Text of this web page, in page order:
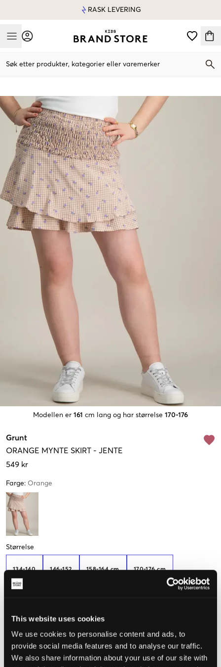
This website uses cookies
We use cookies to personalise content and ads, to
provide social media features and to analyse our traffic.
We also share information about your use of our site with
RASK LEVERING
Mobile Menu
Søk etter produkter, kategorier eller varemerker
Modellen er 161 cm lang og har størrelse 170-176
Grunt
ORANGE MYNTE SKIRT - JENTE
549 kr
Farge: Orange
Størrelse
134-140
Kun
146-152 158-164 cm 170-176 cm
Kun 3
igjen